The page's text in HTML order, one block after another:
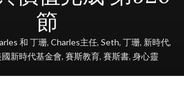
節
和 丁珊, Charles主任, Seth, 丁珊, 新時代,
國新時代基金會, 賽斯教育, 賽斯書, 身心靈